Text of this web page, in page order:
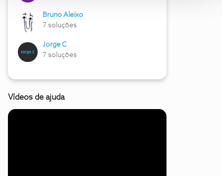
Bruno Aleixo
7 soluções
Jorge C
7 soluções
Vídeos de ajuda